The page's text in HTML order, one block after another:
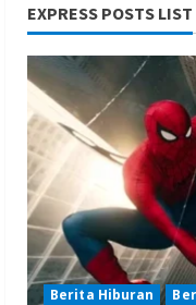
Berita Ekonomi dan
Berita Terbaru
Gubernur
Kawasan
Redaksi 01
EXPRESS POSTS LIST
Berita Hiburan